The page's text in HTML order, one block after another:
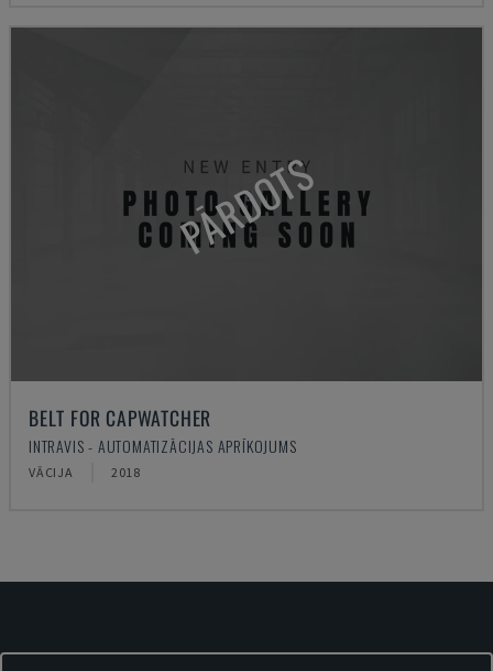
PĀRDOTS
BELT FOR CAPWATCHER
INTRAVIS - AUTOMATIZĀCIJAS APRĪKOJUMS
VĀCIJA 2018